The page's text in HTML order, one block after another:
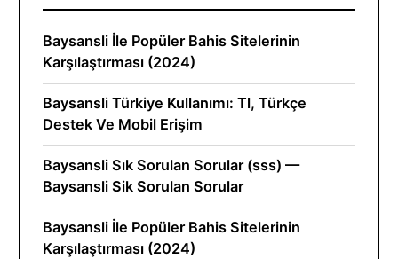
Baysansli İle Popüler Bahis Sitelerinin
Karşılaştırması (2024)
Baysansli Türkiye Kullanımı: Tl, Türkçe
Destek Ve Mobil Erişim
Baysansli Sık Sorulan Sorular (sss) —
Baysansli Sik Sorulan Sorular
Baysansli İle Popüler Bahis Sitelerinin
Karşılaştırması (2024)